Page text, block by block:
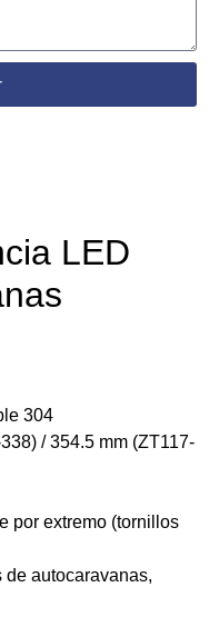
LED
304
/ 354.5 mm (ZT117-
por extremo (tornillos
autocaravanas,